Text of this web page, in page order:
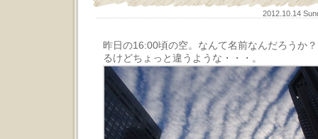
2012.10.14
昨日の16:00頃の空。なんて名前なんだろうか
るけどちょっと違うような・・・。